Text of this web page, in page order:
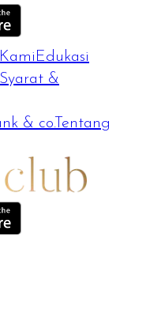
Edukasi
Syarat &
& co.Tentang